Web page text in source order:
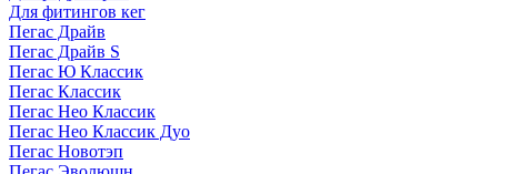
Для фитингов кег
Пегас Драйв
Пегас Драйв S
Пегас Ю Классик
Пегас Классик
Пегас Нео Классик
Пегас Нео Классик Дуо
Пегас Новотэп